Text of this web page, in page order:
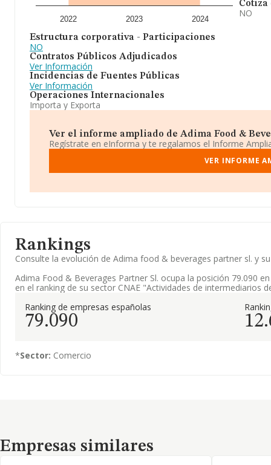
2022 2023 2024
Estructura corporativa - Participaciones
NO
Contratos Públicos Adjudicados
Ver Información
Incidencias de Fuentes Públicas
Ver Información
Operaciones Internacionales
Importa y Exporta
Cotiza
NO
Ver el informe ampliado de Adima Food &
Regístrate en eInforma y te regalamos el Informe
VER INFORME
Rankings
Consulte la evolución de Adima food & beverages partner sl. y
Adima Food & Beverages Partner Sl. ocupa la posición 79.090 en
en el ranking de su sector CNAE "Actividades de
Ranking de empresas españolas
79.090
*Sector: Comercio
Empresas similares
Empresas similares